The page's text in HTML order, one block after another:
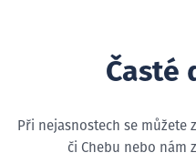
Časté
Při nejasnostech se můžete
či Chebu nebo nám